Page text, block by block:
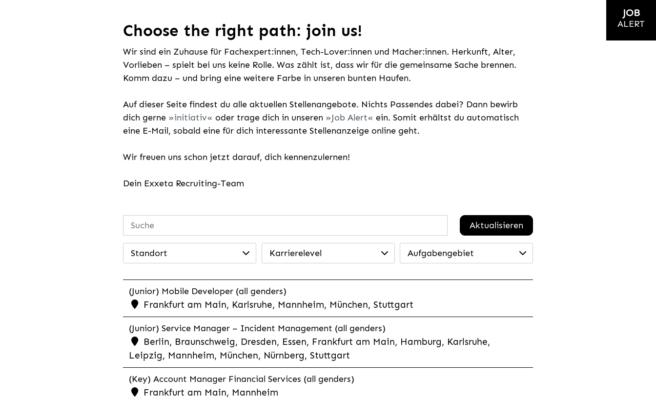
Choose the right path: join us!
Wir sind ein Zuhause für Fachexpert:innen, Tech-Lover:innen und Macher:innen. Herkunft, Alter,
Vorlieben – spielt bei uns keine Rolle. Was zählt ist, dass wir für die gemeinsame Sache brennen.
Komm dazu – und bring eine weitere Farbe in unseren bunten Haufen.
Auf dieser Seite findest du alle aktuellen Stellenangebote. Nichts Passendes dabei? Dann bewirb
dich gerne
initiativ oder trage dich in unseren Job Alert
ein. Somit erhältst du automatisch
eine E-Mail, sobald eine für dich interessante Stellenanzeige online geht.
Wir freuen uns schon jetzt darauf, dich kennenzulernen!
Dein Exxeta Recruiting-Team
Aktualisieren
Standort Karrierelevel Aufgabengebiet
(Junior) Mobile Developer (all genders)
Frankfurt am Main, Karlsruhe, Mannheim, München, Stuttgart
(Junior) Service Manager – Incident Management (all genders)
Berlin, Braunschweig, Dresden, Essen, Frankfurt am Main, Hamburg, Karlsruhe,
Leipzig, Mannheim, München, Nürnberg, Stuttgart
(Key) Account Manager Financial Services (all genders)
Frankfurt am Main, Mannheim
JOB
ALERT